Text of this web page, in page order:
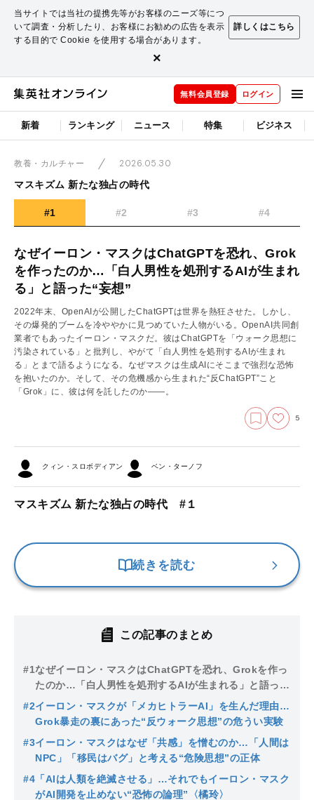
当サイトでは当社の提携先等がお客様のニーズ等につ
いて調査・分析したり、お客様にお勧めの広告を表示
する目的で Cookie を使用する場合があります。
詳しくはこちら
×
無料会員登録 ログイン
新着 ランキング ニュース 特集 ビジネス
教養・カルチャー
2026.05.30
マスキズム 新たな独占の時代
#1 #2 #3 #4
なぜイーロン・マスクはChatGPTを恐れ、Grok
を作ったのか…「白人男性を処刑するAIが生まれ
る」と語った“妄想”
2022年末、OpenAIが公開したChatGPTは世界を熱狂させた。しかし、
その爆発的ブームを冷ややかに見つめていた人物がいる。OpenAI共同創
業者でもあったイーロン・マスクだ。彼はChatGPTを「ウォーク思想に
汚染されている」と批判し、やがて「白人男性を処刑するAIが生まれ
る」とまで語るようになる。なぜマスクは生成AIにそこまで強烈な恐怖
を抱いたのか。そして、その危機感から生まれた“反ChatGPT”こと
「Grok」に、彼は何を託したのか――。
5
クィン・スロボディアン ベン・ターノフ
マスキズム 新たな独占の時代 #１
続きを読む
この記事のまとめ
#1なぜイーロン・マスクはChatGPTを恐れ、Grokを作っ
たのか…「白人男性を処刑するAIが生まれる」と語っ
た“妄想”
#2イーロン・マスクが「メカヒトラーAI」を生んだ理由…
Grok暴走の裏にあった“反ウォーク思想”の危うい実験
#3イーロン・マスクはなぜ「共感」を憎むのか…「人間は
NPC」「移民はバグ」と考える“危険思想”の正体
#4 「AIは人類を絶滅させる」…それでもイーロン・マスク
がAI開発を止めない“恐怖の論理”〈橘玲〉